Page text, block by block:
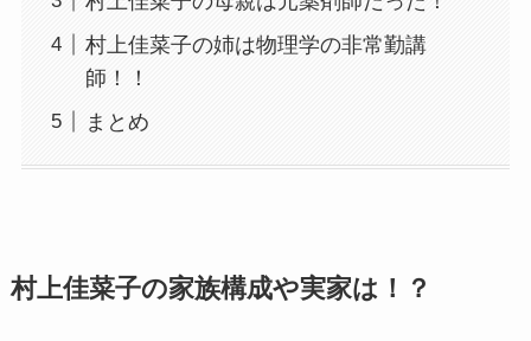
村上佳菜子の姉は物理学の非常勤講
師！！
まとめ
村上佳菜子の家族構成や実家は！？